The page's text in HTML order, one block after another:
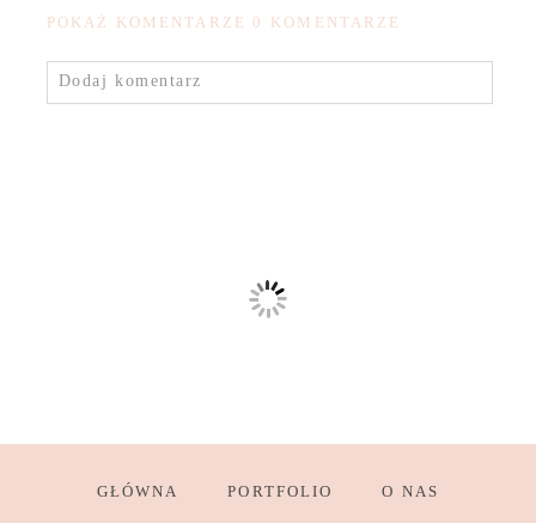
POKAŻ KOMENTARZE 0 KOMENTARZE
Dodaj komentarz
GŁÓWNA PORTFOLIO O NAS